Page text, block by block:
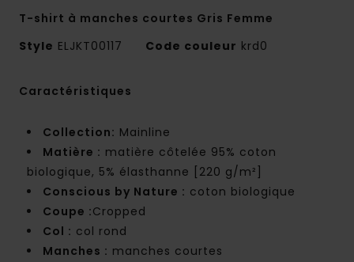
T-shirt à manches courtes Gris Femme
Style ELJKT00117 Code couleur krd0
Caractéristiques
Collection: Mainline
Matière : matière côtelée 95% coton
biologique, 5% élasthanne [220 g/m²]
Conscious by Nature : coton biologique
Coupe :Cropped
Col : col rond
Manches : manches courtes